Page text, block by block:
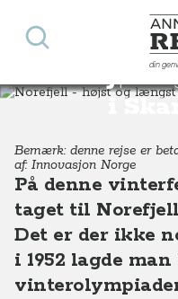
din
Søg
Norefjell -
i
Destinationer Europa
Bemærk: denne rejse er
af: Innovasjon Norge
På denne
taget til
Det er der ikke
i 1952 lagde